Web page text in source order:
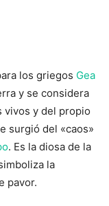
los griegos Gea
y se considera
vivos y del propio
surgió del «caos»
. Es la diosa de la
la
pavor.